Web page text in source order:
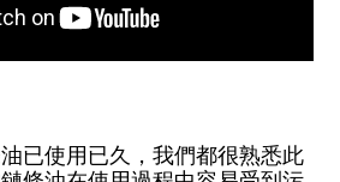
已使用已久，我們都很熟悉此